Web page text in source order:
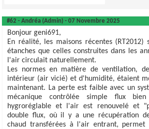
#62 - Andréa (Admin) - 07 Novembre 2025
Bonjour geni691,
En réalité, les maisons récentes (RT2012)
étanches que celles construites dans les
l'air circulait naturellement.
Les normes en matière de ventilation,
intérieur (air vicié) et d'humidité, étaient
maintenant. La perte est faible avec un
mécanique contrôlée simple flux
hygroréglable et l'air est renouvelé et
double flux, où il y a une récupération
chaud transférées à l'air entrant,